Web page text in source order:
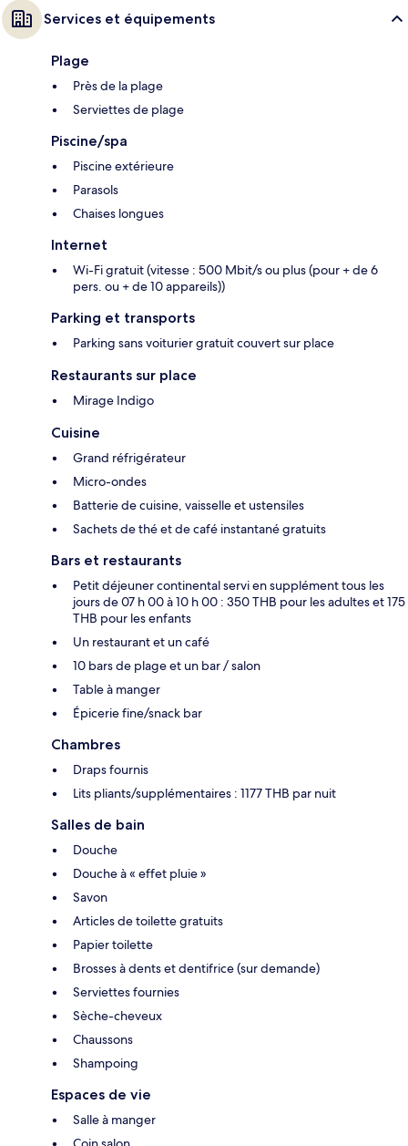
Services et équipements
Plage
Près de la plage
Serviettes de plage
Piscine/spa
Piscine extérieure
Parasols
Chaises longues
Internet
Wi-Fi gratuit (vitesse : 500 Mbit/s ou plus (pour + de 6
pers. ou + de 10 appareils))
Parking et transports
Parking sans voiturier gratuit couvert sur place
Restaurants sur place
Mirage Indigo
Cuisine
Grand réfrigérateur
Micro-ondes
Batterie de cuisine, vaisselle et ustensiles
Sachets de thé et de café instantané gratuits
Bars et restaurants
Petit déjeuner continental servi en supplément tous les
jours de 07 h 00 à 10 h 00 : 350 THB pour les adultes et 175
THB pour les enfants
Un restaurant et un café
10 bars de plage et un bar / salon
Table à manger
Épicerie fine/snack bar
Chambres
Draps fournis
Lits pliants/supplémentaires : 1177 THB par nuit
Salles de bain
Douche
Douche à « effet pluie »
Savon
Articles de toilette gratuits
Papier toilette
Brosses à dents et dentifrice (sur demande)
Serviettes fournies
Sèche-cheveux
Chaussons
Shampoing
Espaces de vie
Salle à manger